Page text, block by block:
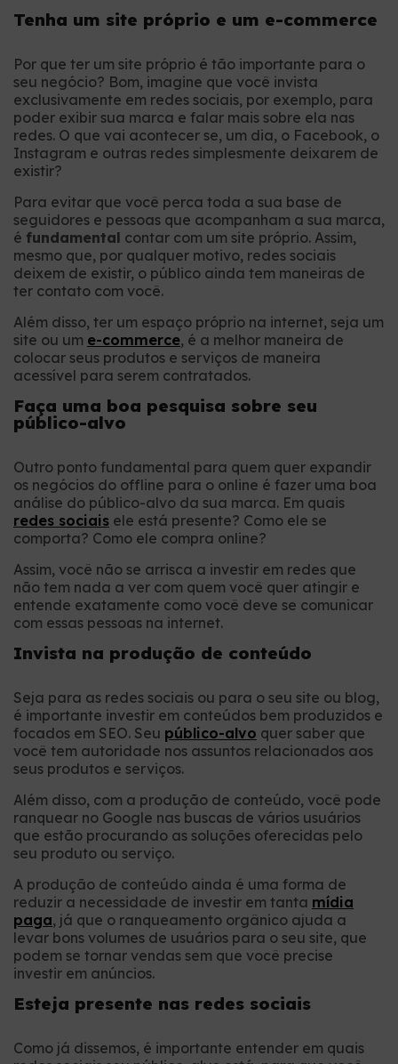
Tenha um site próprio e um e-commerce
Por que ter um site próprio é tão importante para o
seu negócio? Bom, imagine que você invista
exclusivamente em redes sociais, por exemplo, para
poder exibir sua marca e falar mais sobre ela nas
redes. O que vai acontecer se, um dia, o Facebook, o
Instagram e outras redes simplesmente deixarem de
existir?
Para evitar que você perca toda a sua base de
seguidores e pessoas que acompanham a sua marca,
é fundamental contar com um site próprio. Assim,
mesmo que, por qualquer motivo, redes sociais
deixem de existir, o público ainda tem maneiras de
ter contato com você.
Além disso, ter um espaço próprio na internet, seja um
site ou um e-commerce, é a melhor maneira de
colocar seus produtos e serviços de maneira
acessível para serem contratados.
Faça uma boa pesquisa sobre seu
público-alvo
Outro ponto fundamental para quem quer expandir
os negócios do offline para o online é fazer uma boa
análise do público-alvo da sua marca. Em quais
redes sociais ele está presente? Como ele se
comporta? Como ele compra online?
Assim, você não se arrisca a investir em redes que
não tem nada a ver com quem você quer atingir e
entende exatamente como você deve se comunicar
com essas pessoas na internet.
Invista na produção de conteúdo
Seja para as redes sociais ou para o seu site ou blog,
é importante investir em conteúdos bem produzidos e
focados em SEO. Seu público-alvo quer saber que
você tem autoridade nos assuntos relacionados aos
seus produtos e serviços.
Além disso, com a produção de conteúdo, você pode
ranquear no Google nas buscas de vários usuários
que estão procurando as soluções oferecidas pelo
seu produto ou serviço.
A produção de conteúdo ainda é uma forma de
reduzir a necessidade de investir em tanta mídia
paga, já que o ranqueamento orgânico ajuda a
levar bons volumes de usuários para o seu site, que
podem se tornar vendas sem que você precise
investir em anúncios.
Esteja presente nas redes sociais
Como já dissemos, é importante entender em quais